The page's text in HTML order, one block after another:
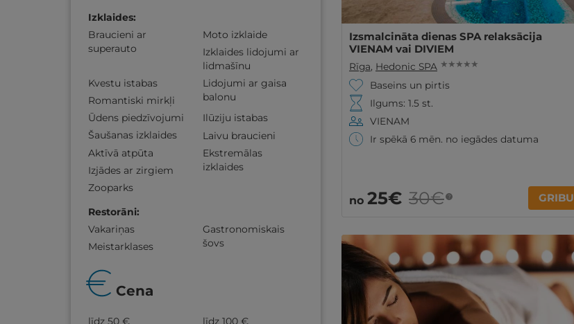
Izklaides:
Braucieni ar
superauto
Moto izklaide
Izklaides lidojumi ar
lidmašīnu
Lidojumi ar gaisa
balonu
Kvestu istabas
Romantiski mirkļi
Ūdens piedzīvojumi
Ilūziju istabas
Šaušanas izklaides
Laivu braucieni
Ekstremālas
izklaides
Aktīvā atpūta
Izjādes ar zirgiem
Zooparks
Restorāni:
Vakariņas
Gastronomiskais
šovs
Meistarklases
Cena
līdz 50 €
līdz 100 €
Izsmalcināta dienas SPA relaksācija
VIENAM vai DIVIEM
Rīga, Hedonic SPA ★ ★ ★ ★ ★
Baseins un pirtis
Ilgums: 1.5 st.
VIENAM
Ir spēkā 6 mēn. no iegādes datuma
no 25€ 30€ ? GRIBU